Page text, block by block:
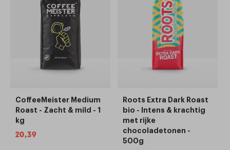
CoffeeMeister Medium
Roast - Zacht & mild - 1
kg
Normale
20,39
Roots Extra Dark Roast
bio - Intens & krachtig
met rijke
chocoladetonen -
500g